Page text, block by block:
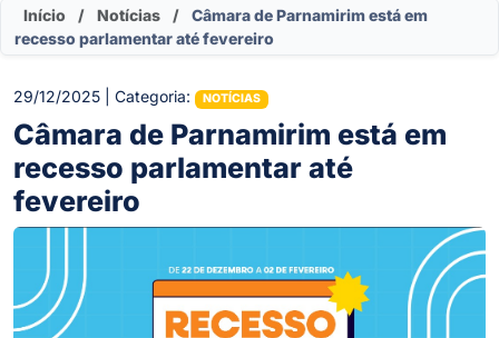
Início / Notícias /
Câmara de Parnamirim está em
recesso parlamentar até fevereiro
29/12/2025 | Categoria: NOTÍCIAS
Câmara de Parnamirim está em
recesso parlamentar até
fevereiro